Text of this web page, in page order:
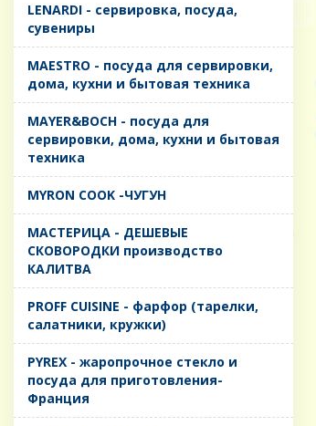
LENARDI - сервировка, посуда,
сувениры
MAESTRO - посуда для сервировки,
дома, кухни и бытовая техника
MAYER&BOCH - посуда для
сервировки, дома, кухни и бытовая
техника
MYRON COOK -ЧУГУН
MАСТЕРИЦА - ДЕШЕВЫЕ
СКОВОРОДКИ производство
КАЛИТВА
PROFF CUISINE - фарфор (тарелки,
салатники, кружки)
PYREX - жаропрочное стекло и
посуда для приготовления-
Франция